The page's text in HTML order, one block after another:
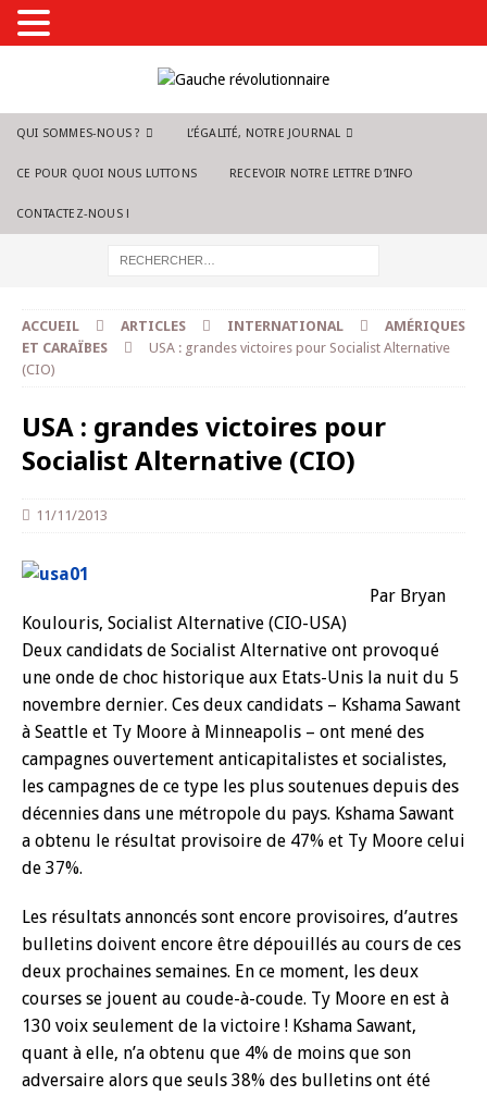
QUI SOMMES-NOUS ? L’ÉGALITÉ, NOTRE JOURNAL
CE POUR QUOI NOUS LUTTONS RECEVOIR NOTRE LETTRE D’INFO
CONTACTEZ-NOUS !
ACCUEIL ARTICLES INTERNATIONAL
AMÉRIQUES
ET CARAÏBES
USA : grandes victoires pour Socialist Alternative
(CIO)
USA : grandes victoires pour
Socialist Alternative (CIO)
11/11/2013
Par Bryan
Koulouris, Socialist Alternative (CIO-USA)
Deux candidats de Socialist Alternative ont provoqué
une onde de choc historique aux Etats-Unis la nuit du 5
novembre dernier. Ces deux candidats – Kshama Sawant
à Seattle et Ty Moore à Minneapolis – ont mené des
campagnes ouvertement anticapitalistes et socialistes,
les campagnes de ce type les plus soutenues depuis des
décennies dans une métropole du pays. Kshama Sawant
a obtenu le résultat provisoire de 47% et Ty Moore celui
de 37%.
Les résultats annoncés sont encore provisoires, d’autres
bulletins doivent encore être dépouillés au cours de ces
deux prochaines semaines. En ce moment, les deux
courses se jouent au coude-à-coude. Ty Moore en est à
130 voix seulement de la victoire ! Kshama Sawant,
quant à elle, n’a obtenu que 4% de moins que son
adversaire alors que seuls 38% des bulletins ont été